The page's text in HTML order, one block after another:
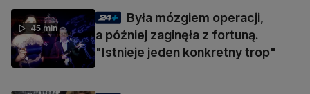
45 min
Była mózgiem operacji,
a później zaginęła z fortuną.
"Istnieje jeden konkretny trop"